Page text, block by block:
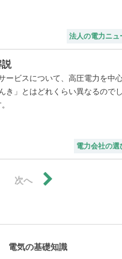
法人の電力ニュ
説
ービスについて、高圧電力を中
き」とはどれくらい異なるので
電力会社の選
次へ
電気の基礎知識